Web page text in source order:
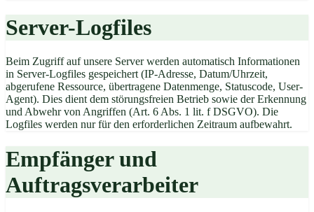
Server-Logfiles
Beim Zugriff auf unsere Server werden automatisch Informationen
in Server-Logfiles gespeichert (IP-Adresse, Datum/Uhrzeit,
abgerufene Ressource, übertragene Datenmenge, Statuscode, User-
Agent). Dies dient dem störungsfreien Betrieb sowie der Erkennung
und Abwehr von Angriffen (Art. 6 Abs. 1 lit. f DSGVO). Die
Logfiles werden nur für den erforderlichen Zeitraum aufbewahrt.
Empfänger und
Auftragsverarbeiter